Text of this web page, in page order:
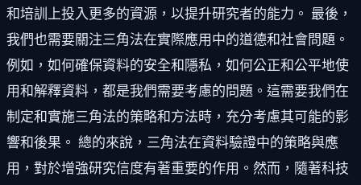
和培訓上投入更多的資源，以提升研究者的能力。 最後，
我們也需要關注三角法在實際應用中的道德和社會問題。
例如，如何確保資料的安全和隱私，如何公正和公平地使
用和解釋資料，都是我們需要考慮的問題。這需要我們在
制定和實施三角法的策略和方法時，充分考慮其可能的影
響和後果。 總的來說，三角法在資料驗證中的策略與應
用，對於增強研究信度有著重要的作用。然而，隨著科技